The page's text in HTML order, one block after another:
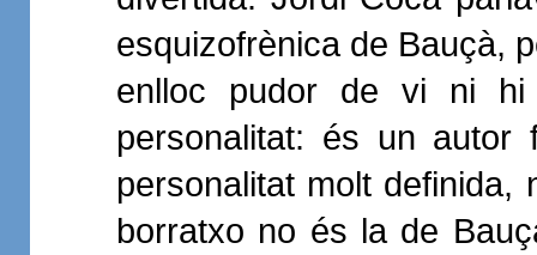
esquizofrènica de Bauçà,
enlloc pudor de vi ni
personalitat: és un autor
personalitat molt definida,
borratxo no és la de